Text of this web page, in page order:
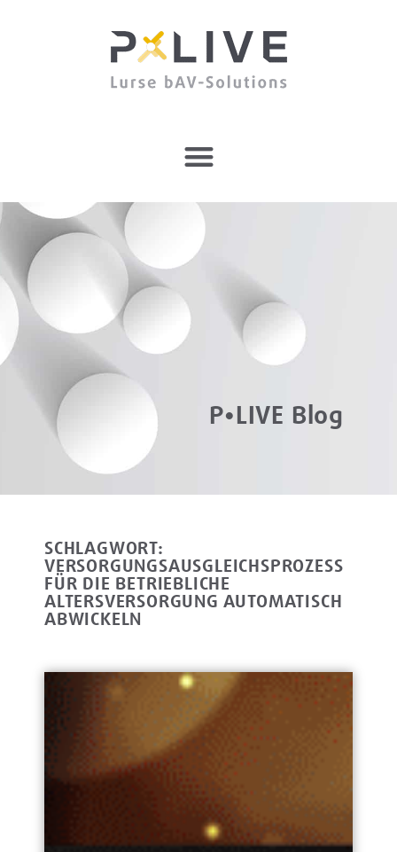
P•LIVE Blog
SCHLAGWORT:
VERSORGUNGSAUSGLEICHSPROZESS
FÜR DIE BETRIEBLICHE
ALTERSVERSORGUNG AUTOMATISCH
ABWICKELN